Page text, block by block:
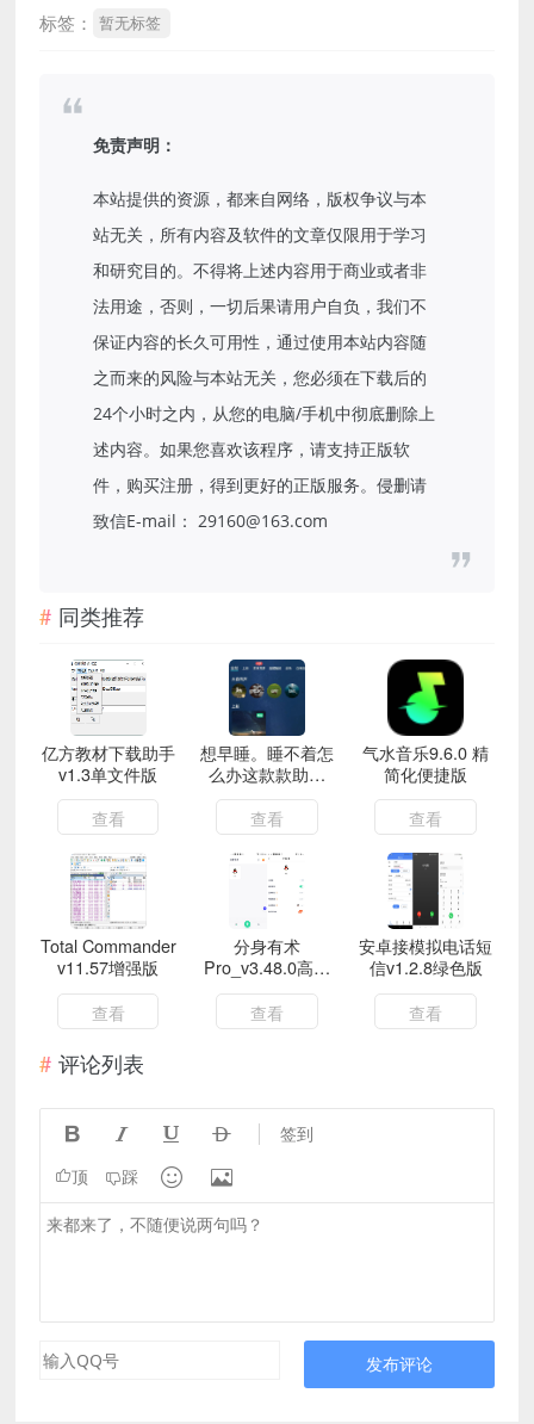
标签： 暂无标签
免责声明：
本站提供的资源，都来自网络，版权争议与本
站无关，所有内容及软件的文章仅限用于学习
和研究目的。不得将上述内容用于商业或者非
法用途，否则，一切后果请用户自负，我们不
保证内容的长久可用性，通过使用本站内容随
之而来的风险与本站无关，您必须在下载后的
24个小时之内，从您的电脑/手机中彻底删除上
述内容。如果您喜欢该程序，请支持正版软
件，购买注册，得到更好的正版服务。侵删请
致信E-mail： 29160@163.com
同类推荐
亿方教材下载助手
v1.3单文件版
查看
想早睡。睡不着怎
么办这款款助眠
app很有效《本人
亲测》
查看
气水音乐9.6.0 精
简化便捷版
查看
Total Commander
v11.57增强版
查看
分身有术
Pro_v3.48.0高级
版 应用多开
查看
安卓接模拟电话短
信v1.2.8绿色版
查看
评论列表
    签到
顶 踩  
发布评论